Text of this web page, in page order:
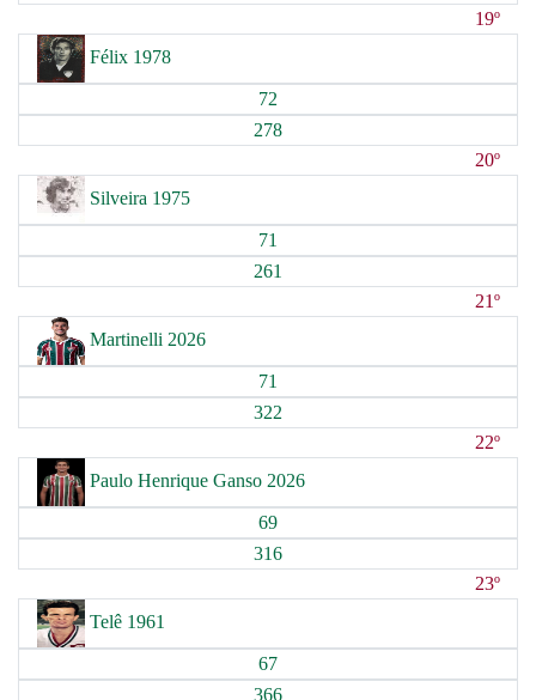
19º
Félix 1978
72
278
20º
Silveira 1975
71
261
21º
Martinelli 2026
71
322
22º
Paulo Henrique Ganso 2026
69
316
23º
Telê 1961
67
366